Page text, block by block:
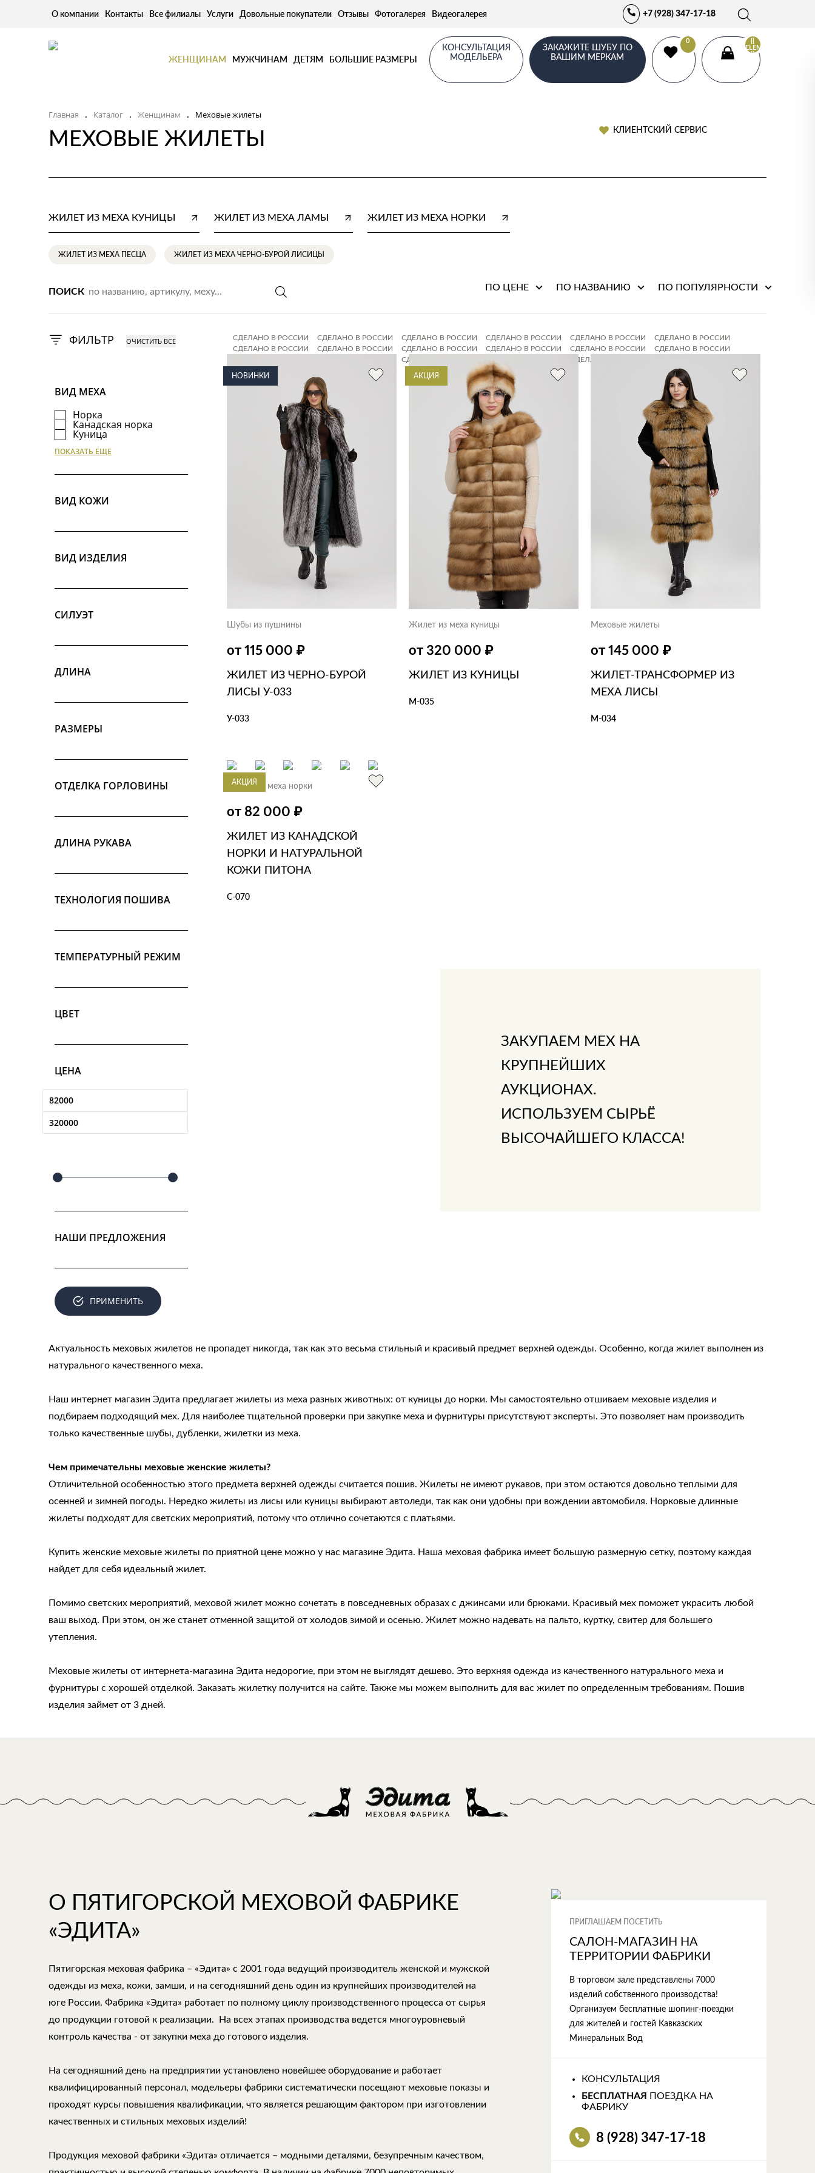
О компании Контакты Все филиалы Услуги Довольные покупатели Отзывы Фотогалерея Видеогалерея +7 (928) 347-17-18
ЖЕНЩИНАМ МУЖЧИНАМ ДЕТЯМ БОЛЬШИЕ РАЗМЕРЫ
КОНСУЛЬТАЦИЯ
МОДЕЛЬЕРА
ЗАКАЖИТЕ ШУБУ ПО
ВАШИМ МЕРКАМ
0
{{
ELEMENTS.LENGTH
}}
Главная . Каталог . Женщинам . Меховые жилеты
МЕХОВЫЕ ЖИЛЕТЫ КЛИЕНТСКИЙ СЕРВИС
ЖИЛЕТ ИЗ МЕХА КУНИЦЫ ЖИЛЕТ ИЗ МЕХА ЛАМЫ ЖИЛЕТ ИЗ МЕХА НОРКИ
ЖИЛЕТ ИЗ МЕХА ПЕСЦА ЖИЛЕТ ИЗ МЕХА ЧЕРНО-БУРОЙ ЛИСИЦЫ
ПОИСК ПО ЦЕНЕ ПО НАЗВАНИЮ ПО ПОПУЛЯРНОСТИ
ФИЛЬТР
ВИД МЕХА
Норка
Канадская норка
Куница
Лиса
Лиса черно-бурая
ПОКАЗАТЬ ЕЩЕ
ВИД КОЖИ
ВИД ИЗДЕЛИЯ
СИЛУЭТ
ДЛИНА
РАЗМЕРЫ
ОТДЕЛКА ГОРЛОВИНЫ
ДЛИНА РУКАВА
ТЕХНОЛОГИЯ ПОШИВА
ТЕМПЕРАТУРНЫЙ РЕЖИМ
ЦВЕТ
ЦЕНА
НАШИ ПРЕДЛОЖЕНИЯ
ПРИМЕНИТЬ
СДЕЛАНО В РОССИИ СДЕЛАНО В РОССИИ СДЕЛАНО В РОССИИ СДЕЛАНО В РОССИИ СДЕЛАНО В РОССИИ
СДЕЛАНО В РОССИИ
СДЕЛАНО В РОССИИ
СДЕЛАНО В РОССИИ СДЕЛАНО В РОССИИ СДЕЛАНО В РОССИИ СДЕЛАНО В РОССИИ
СДЕЛАНО В РОССИИ
СДЕЛАНО В РОССИИ СДЕЛАНО В РОССИИ СДЕЛАНО В РОССИИ
СДЕЛАНО В РОССИИ
НОВИНКИ
Шубы из пушнины
от 115 000 ₽
ЖИЛЕТ ИЗ ЧЕРНО-БУРОЙ
ЛИСЫ У-033
У-033
АКЦИЯ
Жилет из меха куницы
от 320 000 ₽
ЖИЛЕТ ИЗ КУНИЦЫ
М-035
Меховые жилеты
от 145 000 ₽
ЖИЛЕТ-ТРАНСФОРМЕР ИЗ
МЕХА ЛИСЫ
М-034
АКЦИЯ
Жилет из меха норки
от 82 000 ₽
ЖИЛЕТ ИЗ КАНАДСКОЙ
НОРКИ И НАТУРАЛЬНОЙ
КОЖИ ПИТОНА
С-070
ЗАКУПАЕМ МЕХ НА
КРУПНЕЙШИХ
АУКЦИОНАХ.
ИСПОЛЬЗУЕМ СЫРЬЁ
ВЫСОЧАЙШЕГО КЛАССА!
Актуальность меховых жилетов не пропадет никогда, так как это весьма стильный и красивый предмет верхней одежды. Особенно, когда жилет выполнен из
натурального качественного меха.
Наш интернет магазин Эдита предлагает жилеты из меха разных животных: от куницы до норки. Мы самостоятельно отшиваем меховые изделия и
подбираем подходящий мех. Для наиболее тщательной проверки при закупке меха и фурнитуры присутствуют эксперты. Это позволяет нам производить
только качественные шубы, дубленки, жилетки из меха.
Чем примечательны меховые женские жилеты?
Отличительной особенностью этого предмета верхней одежды считается пошив. Жилеты не имеют рукавов, при этом остаются довольно теплыми для
осенней и зимней погоды. Нередко жилеты из лисы или куницы выбирают автоледи, так как они удобны при вождении автомобиля. Норковые длинные
жилеты подходят для светских мероприятий, потому что отлично сочетаются с платьями.
Купить женские меховые жилеты по приятной цене можно у нас магазине Эдита. Наша меховая фабрика имеет большую размерную сетку, поэтому каждая
найдет для себя идеальный жилет.
Помимо светских мероприятий, меховой жилет можно сочетать в повседневных образах с джинсами или брюками. Красивый мех поможет украсить любой
ваш выход. При этом, он же станет отменной защитой от холодов зимой и осенью. Жилет можно надевать на пальто, куртку, свитер для большего
утепления.
Меховые жилеты от интернета-магазина Эдита недорогие, при этом не выглядят дешево. Это верхняя одежда из качественного натурального меха и
фурнитуры с хорошей отделкой. Заказать жилетку получится на сайте. Также мы можем выполнить для вас жилет по определенным требованиям. Пошив
изделия займет от 3 дней.
О ПЯТИГОРСКОЙ МЕХОВОЙ ФАБРИКЕ
«ЭДИТА»
Пятигорская меховая фабрика – «Эдита» с 2001 года ведущий производитель женской и мужской
одежды из меха, кожи, замши, и на сегодняшний день один из крупнейших производителей на
юге России. Фабрика «Эдита» работает по полному циклу производственного процесса от сырья
до продукции готовой к реализации. На всех этапах производства ведется многоуровневый
контроль качества - от закупки меха до готового изделия.
На сегодняшний день на предприятии установлено новейшее оборудование и работает
квалифицированный персонал, модельеры фабрики систематически посещают меховые показы и
проходят курсы повышения квалификации, что является решающим фактором при изготовлении
качественных и стильных меховых изделий!
Продукция меховой фабрики «Эдита» отличается – модными деталями, безупречным качеством,
ПРИГЛАШАЕМ ПОСЕТИТЬ
САЛОН-МАГАЗИН НА
ТЕРРИТОРИИ ФАБРИКИ
В торговом зале представлены 7000
изделий собственного производства!
Организуем бесплатные шопинг-поездки
для жителей и гостей Кавказских
Минеральных Вод
КОНСУЛЬТАЦИЯ
БЕСПЛАТНАЯ
ПОЕЗДКА НА
ФАБРИКУ
8 (928) 347-17-18